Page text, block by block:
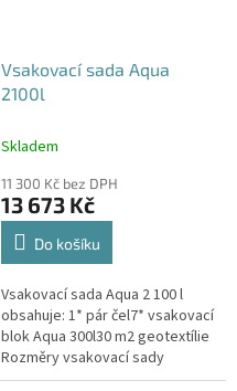
Vsakovací sada Aqua
2100l
Skladem
11 300 Kč bez DPH
13 673 Kč
Do košíku
Vsakovací sada Aqua 2 100 l
obsahuje: 1* pár čel7* vsakovací
blok Aqua 300l30 m2 geotextílie
Rozměry vsakovací sady
840x80x52 cm Nosnost bloků až